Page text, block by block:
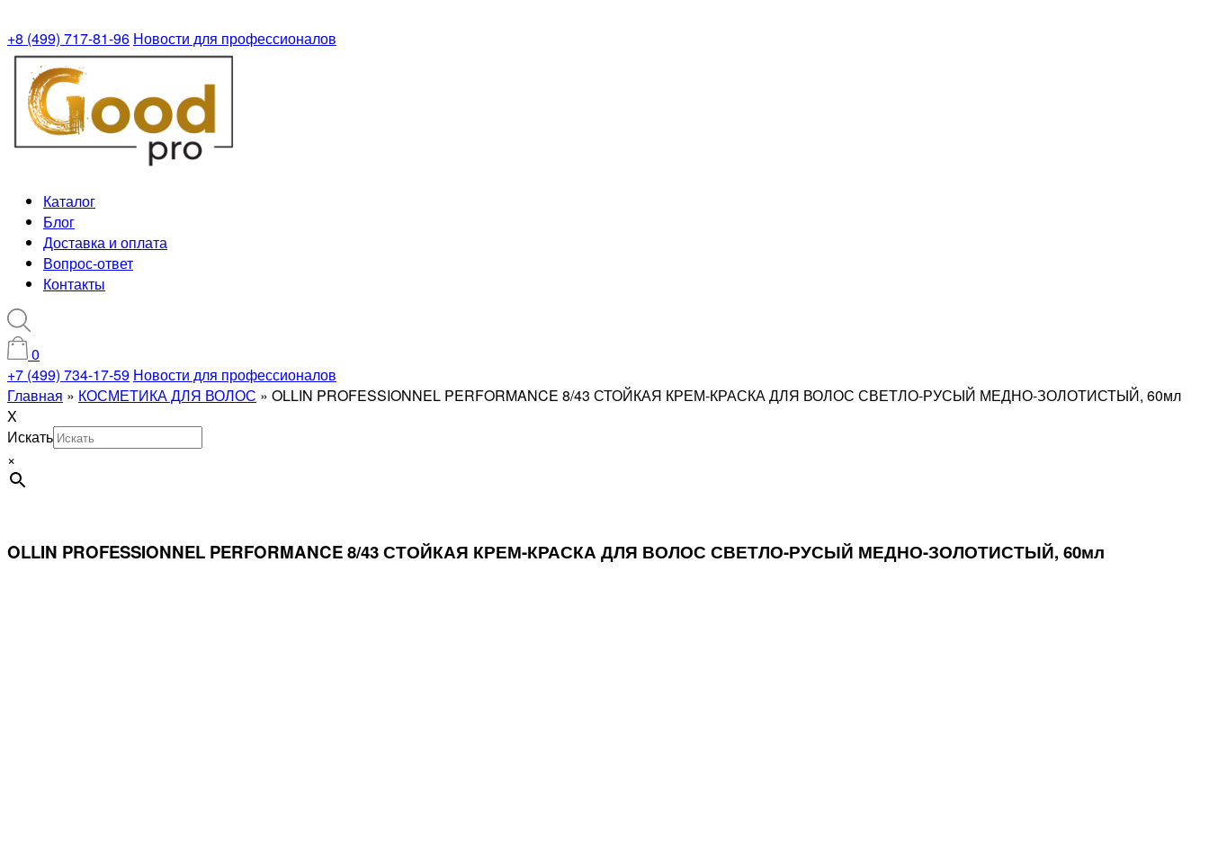
+8 (499) 717-81-96 Новости для профессионалов
Каталог
Блог
Доставка и оплата
Вопрос-ответ
Контакты
0
+7 (499) 734-17-59 Новости для профессионалов
Главная » КОСМЕТИКА ДЛЯ ВОЛОС » OLLIN PROFESSIONNEL PERFORMANCE 8/43 СТОЙКАЯ КРЕМ-КРАСКА ДЛЯ ВОЛОС СВЕТЛО-РУСЫЙ МЕДНО-ЗОЛОТИСТЫЙ, 60мл
X
Искать
×
OLLIN PROFESSIONNEL PERFORMANCE 8/43 СТОЙКАЯ КРЕМ-КРАСКА ДЛЯ ВОЛОС СВЕТЛО-РУСЫЙ МЕДНО-ЗОЛОТИСТЫЙ, 60мл